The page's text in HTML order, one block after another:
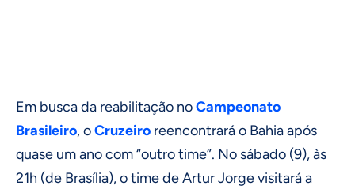
Em busca da reabilitação noCampeonato
Brasileiro, oCruzeiro reencontrará o Bahia após
quase um ano com “outro time”. No sábado (9), às
21h (de Brasília), o time de Artur Jorge visitará a